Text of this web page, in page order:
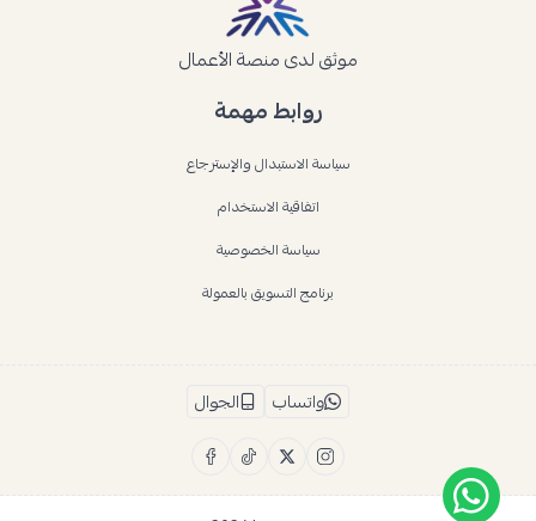
روابط مهمة
سياسة الاستبدال والإسترجاع
اتفاقية الاستخدام
سياسة الخصوصية
برنامج التسويق بالعمولة
موثق لدى منصة الأعمال
واتساب الجوال